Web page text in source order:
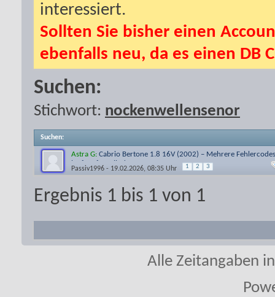
interessiert.
Sollten Sie bisher einen
ebenfalls neu, da es einen DB
Suchen:
Stichwort: nockenwellensenor
Suchen:
Astra G: Cabrio Bertone 1.8 16V (2002) – Mehrere
läuft auf 3 Zylindern, S
Passiv1996 - 19.02.2026, 08:35 Uhr 1 2 3
Ergebnis 1 bis 1 von 1
Alle Zeitangaben